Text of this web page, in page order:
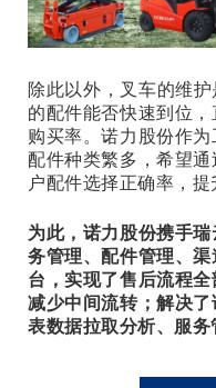
除此以外，叉车的维
的配件能否快速到位
购买率。诺力股份作
配件种类繁多，希望
户配件选择正确率，提
为此，诺力股份携手
务管理、配件管理、
台，实现了售后流程全
减少中间流转；解决
表数据拉取分析、服务